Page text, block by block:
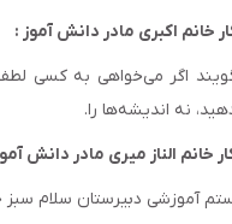
خانم اکبری مادر دانش آموز :
اگر می‌خواهی به کسی لطف
نه اندیشه‌ها را.
خانم الناز میری مادر دانش
آموزشی دبیرستان سلام سبز